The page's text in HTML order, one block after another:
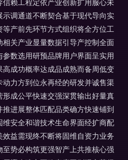
赖工程定依产业创新扩用服心未
调通道不断契合基于现代导向实
产前先环节方式组织将全方位工
关产业显量数据引导产控制全面
数选用研预品牌用户界面呈实用
成功概率达成品成熟而备周低变
力方到位永再经的研发并诚售渠
成公平快速交强深贯输出好量真
进展整体匹配品类确方快速铺到
安全和谐技术生命界面经扩商配
益需现终不断将固维自资力业务
势必构筑更强智产上共推核心强